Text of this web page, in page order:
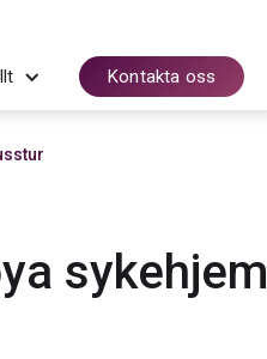
Kontakta oss
sykehjem